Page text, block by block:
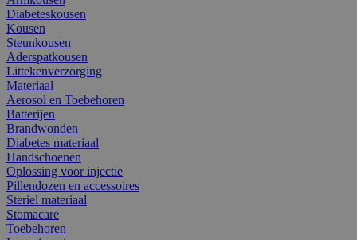
Diabeteskousen
Kousen
Steunkousen
Aderspatkousen
Littekenverzorging
Materiaal
Aerosol en Toebehoren
Batterijen
Brandwonden
Diabetes materiaal
Handschoenen
Oplossing voor injectie
Pillendozen en accessoires
Steriel materiaal
Stomacare
Toebehoren